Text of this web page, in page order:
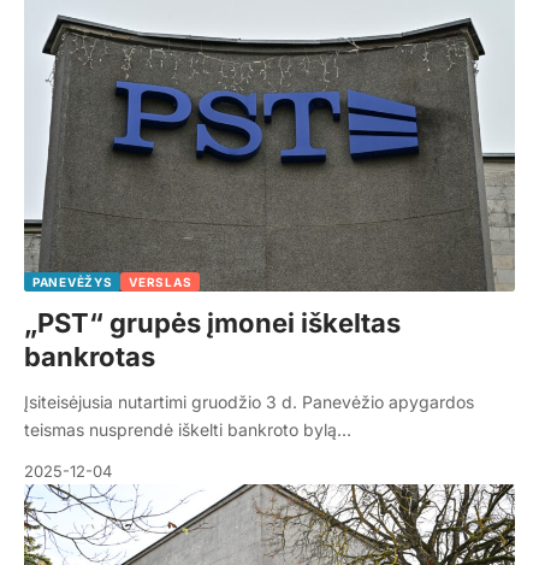
PANEVĖŽYS VERSLAS
„PST“ grupės įmonei iškeltas
bankrotas
Įsiteisėjusia nutartimi gruodžio 3 d. Panevėžio apygardos
teismas nusprendė iškelti bankroto bylą…
2025-12-04